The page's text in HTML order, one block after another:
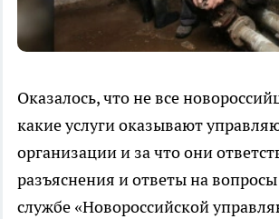
Оказалось, что не все
какие услуги оказывают
организации и за что они
разъяснения и ответы на
службе «Новороссийской